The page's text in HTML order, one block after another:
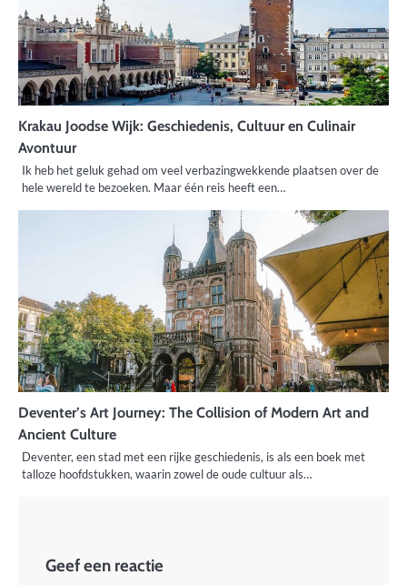
Krakau Joodse Wijk: Geschiedenis, Cultuur en Culinair
Avontuur
Ik heb het geluk gehad om veel verbazingwekkende plaatsen over de
hele wereld te bezoeken. Maar één reis heeft een…
Deventer’s Art Journey: The Collision of Modern Art and
Ancient Culture
Deventer, een stad met een rijke geschiedenis, is als een boek met
talloze hoofdstukken, waarin zowel de oude cultuur als…
Geef een reactie